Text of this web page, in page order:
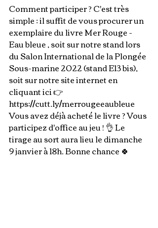
Comment participer ? C'est très
simple : il suffit de vous procurer un
exemplaire du livre Mer Rouge -
Eau bleue , soit sur notre stand lors
du Salon International de la Plongée
Sous-marine 2022 (stand E13 bis),
soit sur notre site internet en
cliquant ici 👉
https://cutt.ly/merrougeeaubleue
Vous avez déjà acheté le livre ? Vous
participez d'office au jeu ! 👌 Le
tirage au sort aura lieu le dimanche
9 janvier à 18h. Bonne chance 🍀